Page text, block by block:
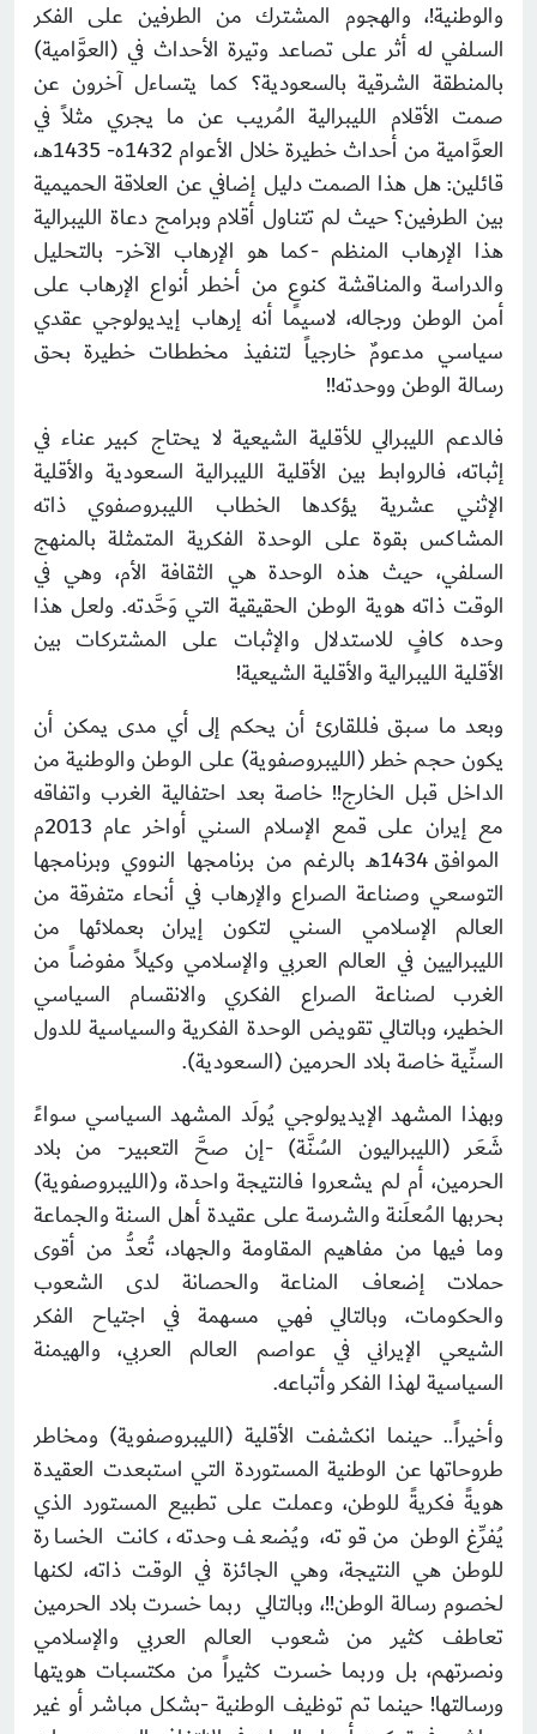
والوطنية!، والهجوم المشترك من الطرفين على الفكر
السلفي له أثر على تصاعد وتيرة الأحداث في (العوَّامية)
بالمنطقة الشرقية بالسعودية؟ كما يتساءل آخرون عن
صمت الأقلام الليبرالية المُريب عن ما يجري مثلاً في
العوَّامية من أحداث خطيرة خلال الأعوام 1432ه- 1435هـ،
قائلين: هل هذا الصمت دليل إضافي عن العلاقة الحميمية
بين الطرفين؟ حيث لم تتناول أقلام وبرامج دعاة الليبرالية
هذا الإرهاب المنظم -كما هو الإرهاب الآخر- بالتحليل
والدراسة والمناقشة كنوعٍ من أخطر أنواع الإرهاب على
أمن الوطن ورجاله، لاسيما أنه إرهاب إيديولوجي عقدي
سياسي مدعومٌ خارجياً لتنفيذ مخططات خطيرة بحق
رسالة الوطن ووحدته!!
فالدعم الليبرالي للأقلية الشيعية لا يحتاج كبير عناء في
إثباته، فالروابط بين الأقلية الليبرالية السعودية والأقلية
الإثني عشرية يؤكدها الخطاب الليبروصفوي ذاته
المشاكس بقوة على الوحدة الفكرية المتمثلة بالمنهج
السلفي، حيث هذه الوحدة هي الثقافة الأم، وهي في
الوقت ذاته هوية الوطن الحقيقية التي وَحَّدته. ولعل هذا
وحده كافٍ للاستدلال والإثبات على المشتركات بين
الأقلية الليبرالية والأقلية الشيعية!
وبعد ما سبق فللقارئ أن يحكم إلى أي مدى يمكن أن
يكون حجم خطر (الليبروصفوية) على الوطن والوطنية من
الداخل قبل الخارج!! خاصة بعد احتفالية الغرب واتفاقه
مع إيران على قمع الإسلام السني أواخر عام 2013م
الموافق 1434هـ بالرغم من برنامجها النووي وبرنامجها
التوسعي وصناعة الصراع والإرهاب في أنحاء متفرقة من
العالم الإسلامي السني لتكون إيران بعملائها من
الليبراليين في العالم العربي والإسلامي وكيلاً مفوضاً من
الغرب لصناعة الصراع الفكري والانقسام السياسي
الخطير، وبالتالي تقويض الوحدة الفكرية والسياسية للدول
السنِّية خاصة بلاد الحرمين (السعودية).
وبهذا المشهد الإيديولوجي يُولَد المشهد السياسي سواءً
شَعَر (الليبراليون السُنَّة) -إن صحَّ التعبير- من بلاد
الحرمين، أم لم يشعروا فالنتيجة واحدة، و(الليبروصفوية)
بحربها المُعلَنة والشرسة على عقيدة أهل السنة والجماعة
وما فيها من مفاهيم المقاومة والجهاد، تُعدُّ من أقوى
حملات إضعاف المناعة والحصانة لدى الشعوب
والحكومات، وبالتالي فهي مسهمة في اجتياح الفكر
الشيعي الإيراني في عواصم العالم العربي، والهيمنة
السياسية لهذا الفكر وأتباعه.
وأخيراً.. حينما انكشفت الأقلية (الليبروصفوية) ومخاطر
طروحاتها عن الوطنية المستوردة التي استبعدت العقيدة
هويةً فكريةً للوطن، وعملت على تطبيع المستورد الذي
يُفرِّغ الوطن من قوته، ويُضعف وحدته، كانت الخسارة
للوطن هي النتيجة، وهي الجائزة في الوقت ذاته، لكنها
لخصوم رسالة الوطن!!، وبالتالي ربما خسرت بلاد الحرمين
تعاطف كثير من شعوب العالم العربي والإسلامي
ونصرتهم، بل وربما خسرت كثيراً من مكتسبات هويتها
ورسالتها! حينما تم توظيف الوطنية -بشكل مباشر أو غير